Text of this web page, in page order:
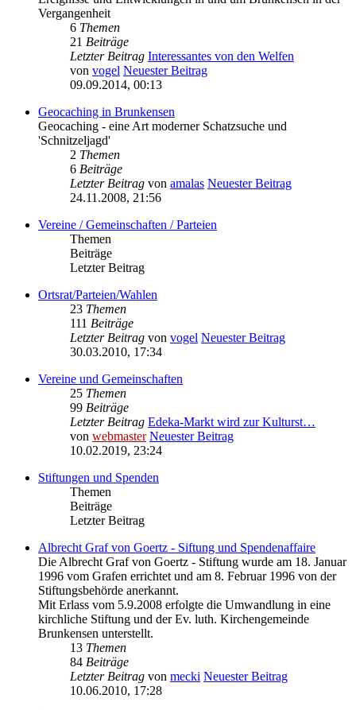
Vergangenheit
6 Themen
21 Beiträge
Letzter Beitrag Interessantes von den Welfen
von vogel Neuester Beitrag
09.09.2014, 00:13
Geocaching in Brunkensen
Geocaching - eine Art moderner Schatzsuche und
'Schnitzeljagd'
2 Themen
6 Beiträge
Letzter Beitrag von amalas Neuester Beitrag
24.11.2008, 21:56
Vereine / Gemeinschaften / Parteien
Themen
Beiträge
Letzter Beitrag
Ortsrat/Parteien/Wahlen
23 Themen
111 Beiträge
Letzter Beitrag von vogel Neuester Beitrag
30.03.2010, 17:34
Vereine und Gemeinschaften
25 Themen
99 Beiträge
Letzter Beitrag Edeka-Markt wird zur Kulturst…
von webmaster Neuester Beitrag
10.02.2019, 23:24
Stiftungen und Spenden
Themen
Beiträge
Letzter Beitrag
Albrecht Graf von Goertz - Siftung und Spendenaffaire
Die Albrecht Graf von Goertz - Stiftung wurde am 18. Januar
1996 vom Grafen errichtet und am 8. Februar 1996 von der
Stiftungsbehörde anerkannt.
Mit Erlass vom 5.9.2008 erfolgte die Umwandlung in eine
kirchliche Stiftung und der Ev. luth. Kirchengemeinde
Brunkensen unterstellt.
13 Themen
84 Beiträge
Letzter Beitrag von mecki Neuester Beitrag
10.06.2010, 17:28